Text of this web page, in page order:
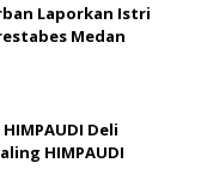
Laporkan Istri
Medan
Deli
HIMPAUDI